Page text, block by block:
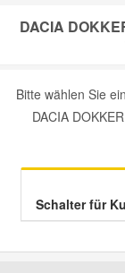
DACIA
Bitte wählen Sie
DACIA
Schalter für
Kia
Mazda